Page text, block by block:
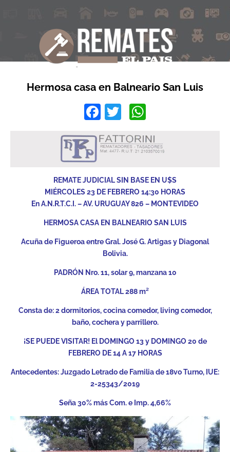
Hermosa casa en Balneario San Luis
Facebook
Twitter
REMATE JUDICIAL SIN BASE EN U$S
MIÉRCOLES 23 DE FEBRERO 14:30 HORAS
En A.N.R.T.C.I. – AV. URUGUAY 826 – MONTEVIDEO
HERMOSA CASA EN BALNEARIO SAN LUIS
Acuña de Figueroa entre Gral. José G. Artigas y Diagonal
Bolivia.
PADRÓN Nro. 11, solar 9, manzana 10
ÁREA TOTAL 288 m²
Consta de: 2 dormitorios, cocina comedor, living comedor,
baño, cochera y parrillero.
¡SE PUEDE VISITAR! El DOMINGO 13 y DOMINGO 20 de
FEBRERO DE 14 A 17 HORAS
Antecedentes: Juzgado Letrado de Familia de 18vo Turno, IUE:
2-25343/2019
Seña 30% más Com. e Imp. 4,66%